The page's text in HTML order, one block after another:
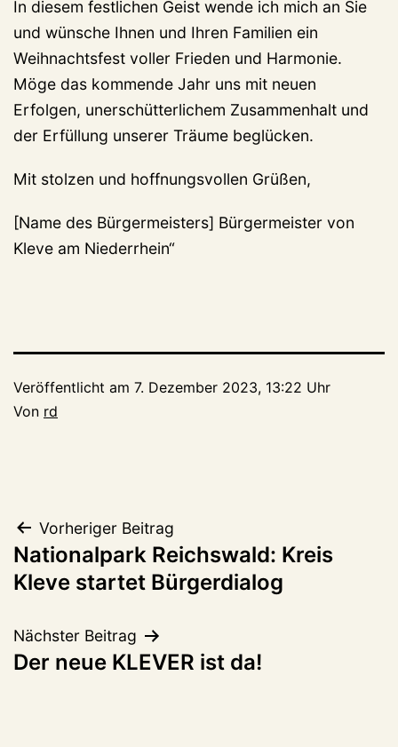
In diesem festlichen Geist wende ich mich an Sie
und wünsche Ihnen und Ihren Familien ein
Weihnachtsfest voller Frieden und Harmonie.
Möge das kommende Jahr uns mit neuen
Erfolgen, unerschütterlichem Zusammenhalt und
der Erfüllung unserer Träume beglücken.
Mit stolzen und hoffnungsvollen Grüßen,
[Name des Bürgermeisters] Bürgermeister von
Kleve am Niederrhein“
Veröffentlicht am 7. Dezember 2023, 13:22 Uhr
Von rd
Beitragsnavigation
Vorheriger Beitrag
Nationalpark Reichswald: Kreis
Kleve startet Bürgerdialog
Nächster Beitrag
Der neue KLEVER ist da!